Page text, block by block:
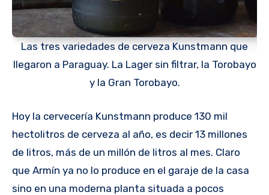
Las tres variedades de cerveza Kunstmann que
llegaron a Paraguay. La Lager sin filtrar, la Torobayo
y la Gran Torobayo.
Hoy la cervecería Kunstmann produce 130 mil
hectolitros de cerveza al año, es decir 13 millones
de litros, más de un millón de litros al mes. Claro
que Armín ya no lo produce en el garaje de la casa
sino en una moderna planta situada a pocos